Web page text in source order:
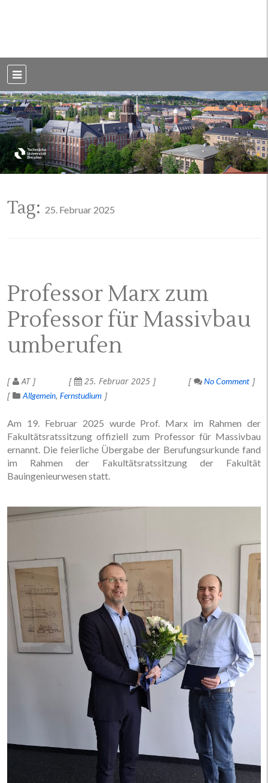
Dresden
Tag: 25. Februar 2025
Professor Marx zum
Professor für Massivbau
umberufen
AT 25. Februar 2025
No Comment
Allgemein Fernstudium
Am 19. Februar 2025 wurde Prof. Marx im Rahmen der
Fakultätsratssitzung offiziell zum Professor für Massivbau
ernannt. Die feierliche Übergabe der Berufungsurkunde fand
im Rahmen der Fakultätsratssitzung der Fakultät
Bauingenieurwesen statt.